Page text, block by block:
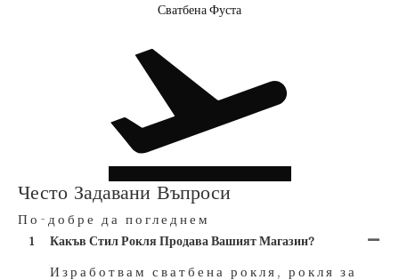
Сватбена Фуста
Често Задавани Въпроси
По-добре да погледнем
1 Какъв Стил Рокля Продава Вашият Магазин?
Изработвам сватбена рокля, рокля за